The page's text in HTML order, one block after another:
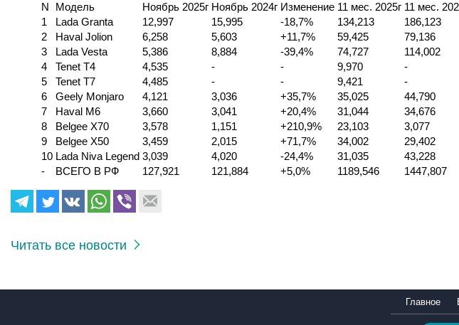
N Модель Ноябрь 2025г Ноябрь 2024г Изменение 11 мес. 2025г 11 мес.
1
Lada Granta 12,997 15,995 -18,7% 134,213 186,123
2
Haval Jolion 6,258 5,603 +11,7% 59,425 79,136
3
Lada Vesta 5,386 8,884 -39,4% 74,727 114,002
4
Tenet T4 4,535 - - 9,970 -
5
Tenet T7 4,485 - - 9,421 -
6
Geely Monjaro 4,121 3,036 +35,7% 35,025 44,790
7
Haval M6 3,660 3,041 +20,4% 31,044 34,676
8
Belgee X70 3,578 1,151 +210,9% 23,103 3,077
9
Belgee X50 3,459 2,015 +71,7% 34,002 29,402
10 Lada Niva Legend 3,039 4,020 -24,4% 31,035 43,228
-
ВСЕГО В РФ 127,921 121,884 +5,0% 1189,546 1447,807
Читать все новости
Главное